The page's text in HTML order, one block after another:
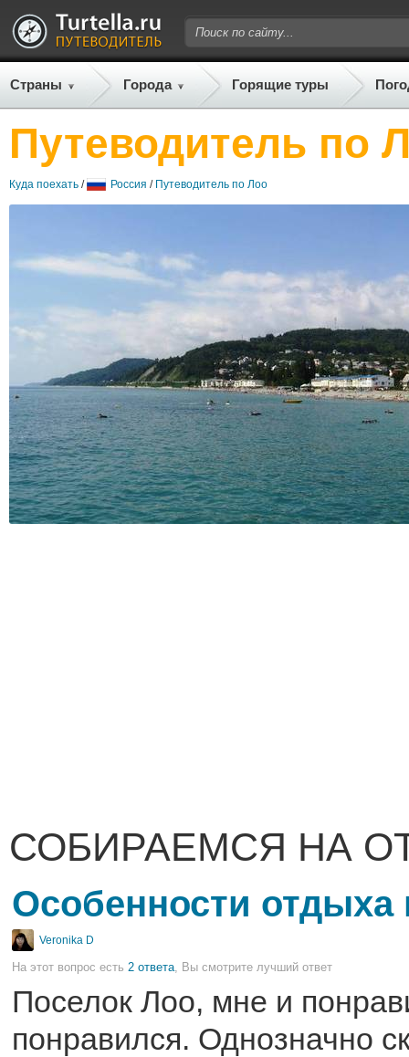
Страны Города Горящие туры
Путеводитель по
Куда поехать / Россия / Путеводитель по Лоо
СОБИРАЕМСЯ НА
Особенности отдыха
Veronika D
На этот вопрос есть 2 ответа , Вы смотрите лучший ответ
Поселок Лоо, мне и
понравился. Однозначно